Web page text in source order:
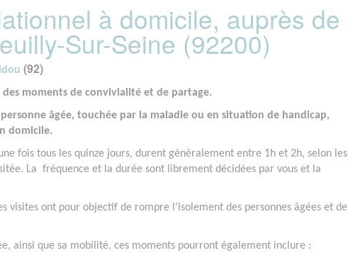
à domicile, auprès de
Sur-Seine (92200)
(92)
des moments de convivialité et de partage.
âgée, touchée par la maladie ou en situation de handicap,
domicile.
fois tous les quinze jours, durent généralement entre 1h et 2h, selon les
La fréquence et la durée sont librement décidées par vous et la
visites ont pour objectif de rompre l’isolement des personnes âgées et de
ainsi que sa mobilité, ces moments pourront également inclure :